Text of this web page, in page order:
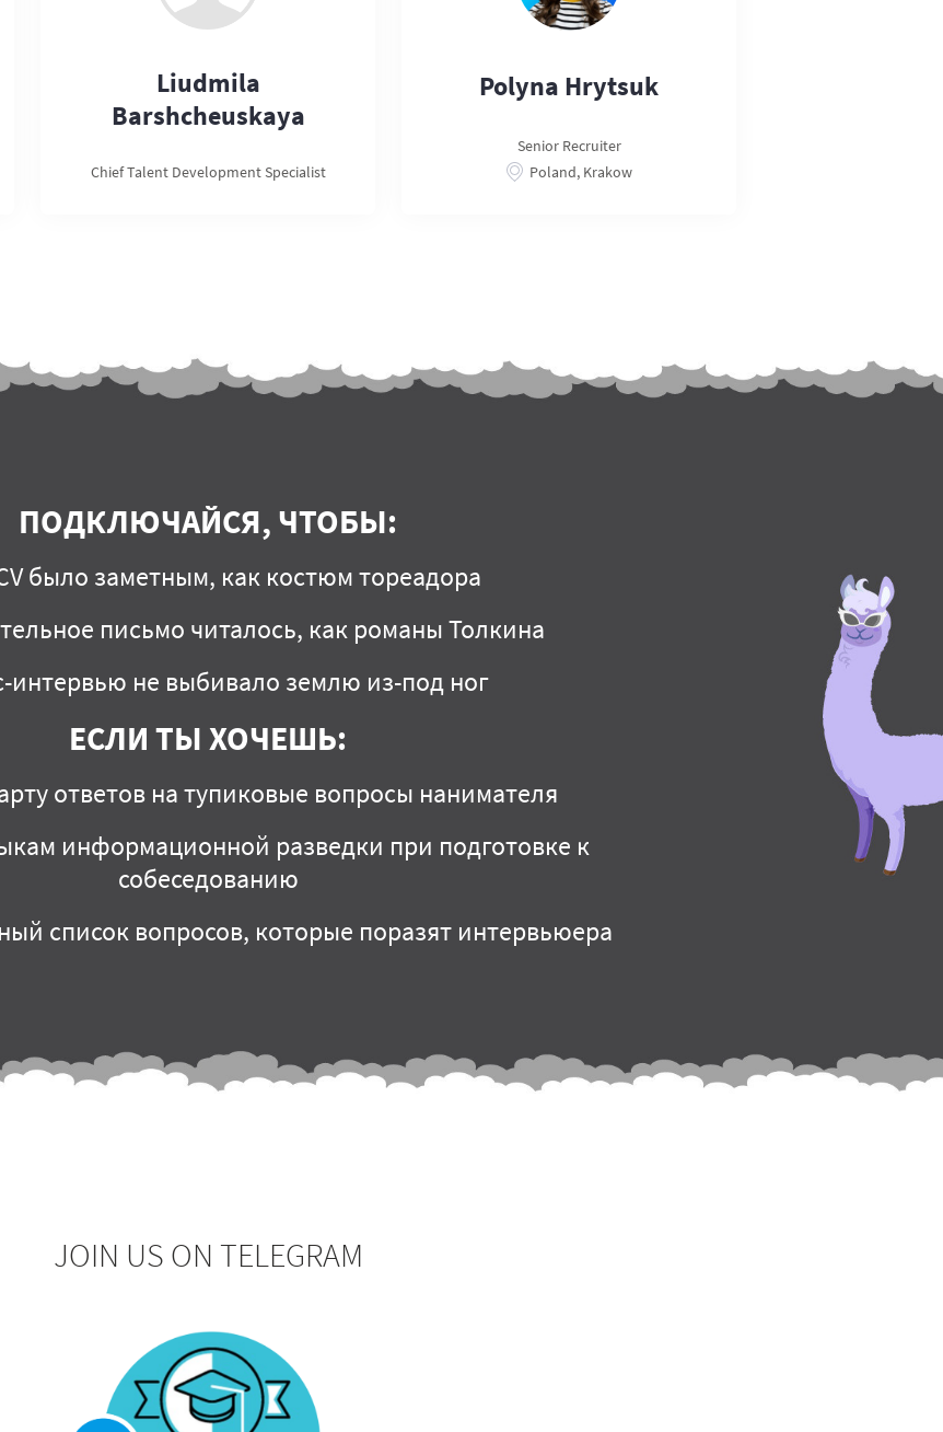
Liudmila
Barshcheuskaya
Chief Talent Development Specialist
Polyna Hrytsuk
Senior Recruiter
Poland, Krakow
ПОДКЛЮЧАЙСЯ, ЧТОБЫ:
было заметным, как костюм тореадора
письмо читалось, как романы Толкина
интервью не выбивало землю из-под ног
ЕСЛИ ТЫ ХОЧЕШЬ:
ответов на тупиковые вопросы нанимателя
информационной разведки при подготовке к
собеседованию
список вопросов, которые поразят интервьюера
.
JOIN US ON TELEGRAM